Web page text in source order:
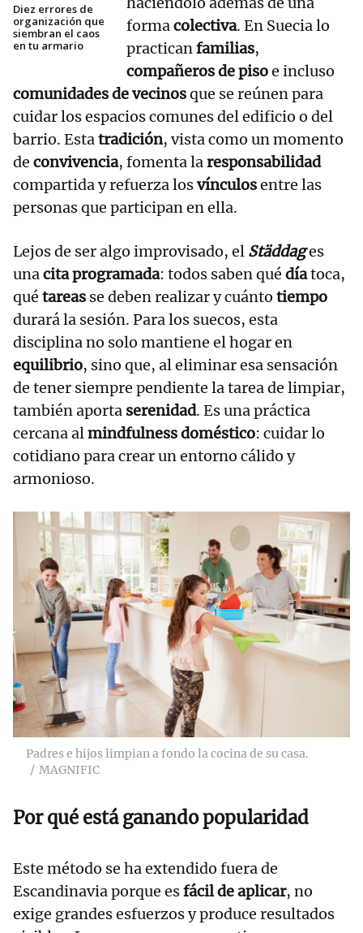
Diez errores de
organización que
siembran el caos
en tu armario
formacolectiva. En Suecia lo
practicanfamilias,
compañeros de pisoe incluso
comunidades de vecinosque se reúnen para
cuidar los espacios comunes del edificio o del
barrio. Estatradición, vista como un momento
de convivencia, fomenta laresponsabilidad
compartida y refuerza losvínculosentre las
personas que participan en ella.
Lejos de ser algo improvisado, el Städdages
unacita programada: todos saben qué díatoca,
qué tareas se deben realizar y cuánto tiempo
durará la sesión. Para los suecos, esta
disciplina no solo mantiene el hogar en
equilibrio, sino que, al eliminar esa sensación
de tener siempre pendiente la tarea de limpiar,
también aporta serenidad. Es una práctica
cercana almindfulness doméstico: cuidar lo
cotidiano para crear un entorno cálido y
armonioso.
Padres e hijos limpian a fondo la cocina de su casa.
MAGNIFIC
Por qué está ganando popularidad
Este método se ha extendido fuera de
Escandinavia porque esfácil de aplicar, no
exige grandes esfuerzos y produce resultados